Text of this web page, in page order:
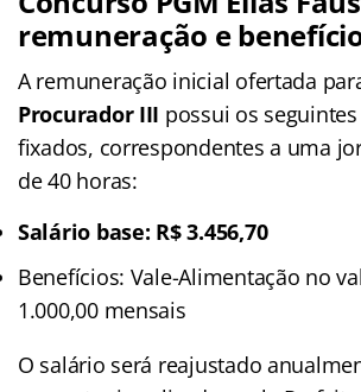
remuneração e
A remuneração inicial ofertada
Procurador III possui os
fixados, correspondentes a uma
de 40 horas:
Salário base: R$ 3.456,70
Benefícios: Vale-Alimentação no
1.000,00 mensais
O salário será reajustado